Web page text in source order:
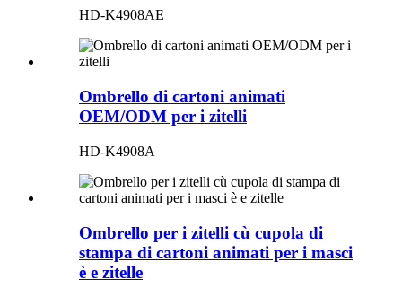
HD-K4908AE
Ombrello di cartoni animati
OEM/ODM per i zitelli
HD-K4908A
Ombrello per i zitelli cù cupola di
stampa di cartoni animati per i masci
è e zitelle